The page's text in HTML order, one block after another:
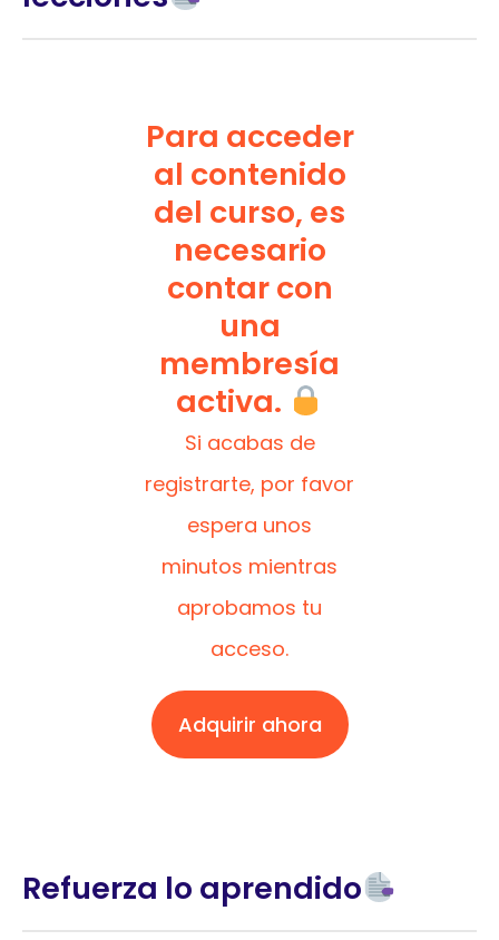
Para acceder
al contenido
del curso, es
necesario
contar con
una
membresía
activa.
Si acabas de
registrarte, por favor
espera unos
minutos mientras
aprobamos tu
acceso.
Adquirir ahora
Refuerza lo aprendido